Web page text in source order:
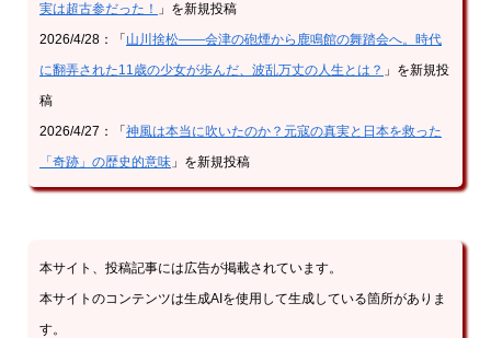
実は超古参だった！
」を新規投稿
2026/4/28：「 山川捨松——会津の砲煙から鹿鳴館の舞踏会へ。時代
に翻弄された11歳の少女が歩んだ、波乱万丈の人生とは？ 」を新規投
稿
2026/4/27：「 神風は本当に吹いたのか？元寇の真実と日本を救った
「奇跡」の歴史的意味 」を新規投稿
本サイト、投稿記事には広告が掲載されています。
本サイトのコンテンツは生成AIを使用して生成している箇所がありま
す。